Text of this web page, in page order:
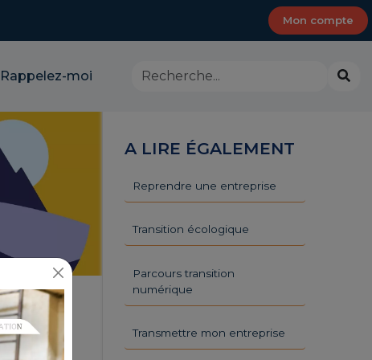
Mon compte
Rappelez-moi
Rechercher
dans
CMA
Alpes-
A LIRE ÉGALEMENT
Reprendre une entreprise
Transition écologique
Parcours transition
numérique
Transmettre mon entreprise